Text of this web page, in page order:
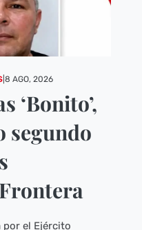
| 8 AGO, 2026
‘Bonito’,
segundo
por el Ejército